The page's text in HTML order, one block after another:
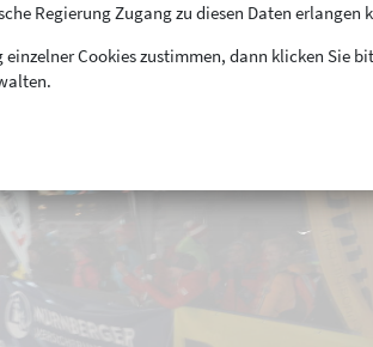
Regierung Zugang zu diesen Daten erlangen
Cookies zustimmen, dann klicken Sie